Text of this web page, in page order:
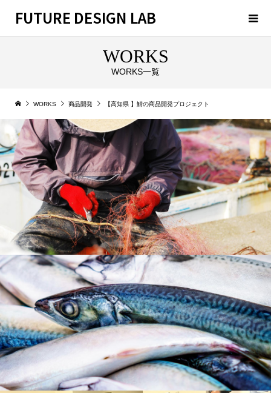
FUTURE DESIGN LAB
WORKS
WORKS一覧
WORKS 商品開発 【高知県 】鯖の商品開発プロジェクト